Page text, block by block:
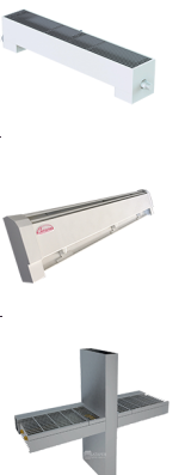
160А